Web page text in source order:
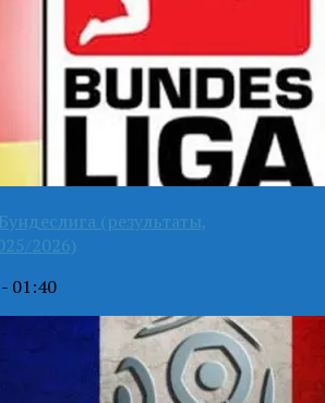
(результаты,
2026)
01:40